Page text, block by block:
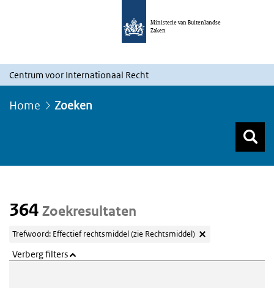
Ministerie van Buitenlandse
Zaken
Centrum voor Internationaal Recht
Home Zoeken
364 Zoekresultaten
Trefwoord: Effectief rechtsmiddel (zie Rechtsmiddel)
Verberg filters